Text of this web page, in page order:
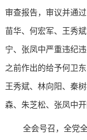
审查报告，审议并通
苗华、何宏军、王秀
宁、张凤中严重违纪
之前作出的给予何卫
王秀斌、林向阳、秦
森、朱芝松、张凤中开
全会号召，全党